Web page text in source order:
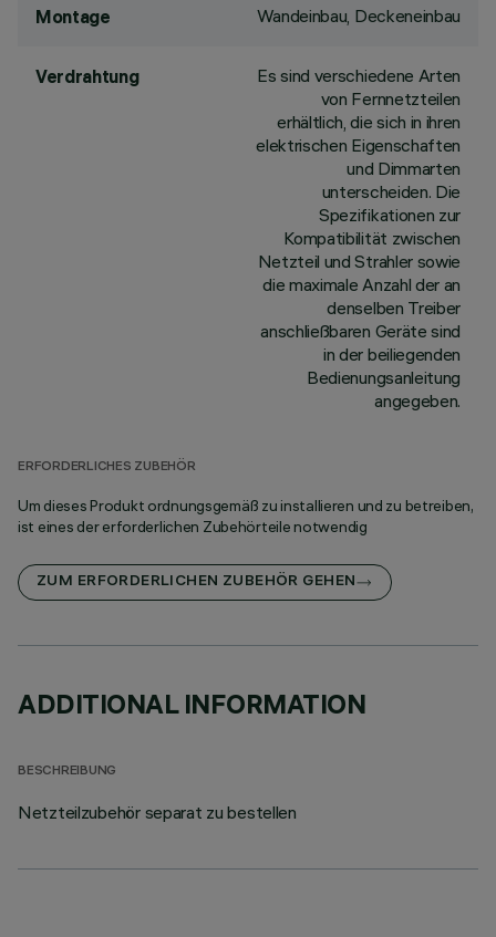
Montage Wandeinbau, Deckeneinbau
Verdrahtung
Es sind verschiedene Arten
von Fernnetzteilen
erhältlich, die sich in ihren
elektrischen Eigenschaften
und Dimmarten
unterscheiden. Die
Spezifikationen zur
Kompatibilität zwischen
Netzteil und Strahler sowie
die maximale Anzahl der an
denselben Treiber
anschließbaren Geräte sind
in der beiliegenden
Bedienungsanleitung
angegeben.
ERFORDERLICHES ZUBEHÖR
Um dieses Produkt ordnungsgemäß zu installieren und zu betreiben,
ist eines der erforderlichen Zubehörteile notwendig
ZUM ERFORDERLICHEN ZUBEHÖR GEHEN
ADDITIONAL INFORMATION
BESCHREIBUNG
Netzteilzubehör separat zu bestellen